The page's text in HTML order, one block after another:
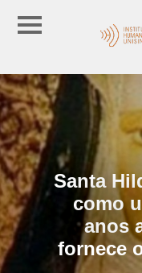
Santa
como
anos
fornece